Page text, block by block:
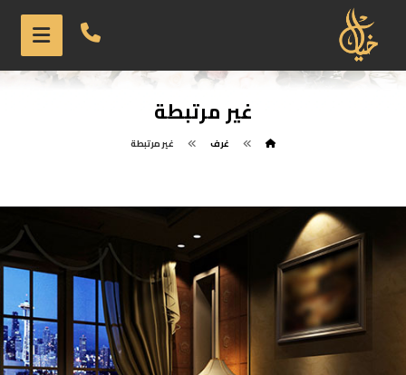
غير مرتبطة
غرف غير مرتبطة